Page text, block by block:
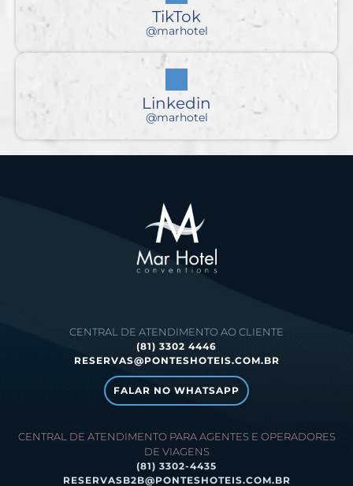
TikTok
@marhotel
Linkedin
@marhotel
CENTRAL DE ATENDIMENTO AO CLIENTE
(81) 3302 4446
RESERVAS@PONTESHOTEIS.COM.BR
FALAR NO WHATSAPP
CENTRAL DE ATENDIMENTO PARA AGENTES E OPERADORES
DE VIAGENS
(81) 3302-4435
RESERVASB2B@PONTESHOTEIS.COM.BR